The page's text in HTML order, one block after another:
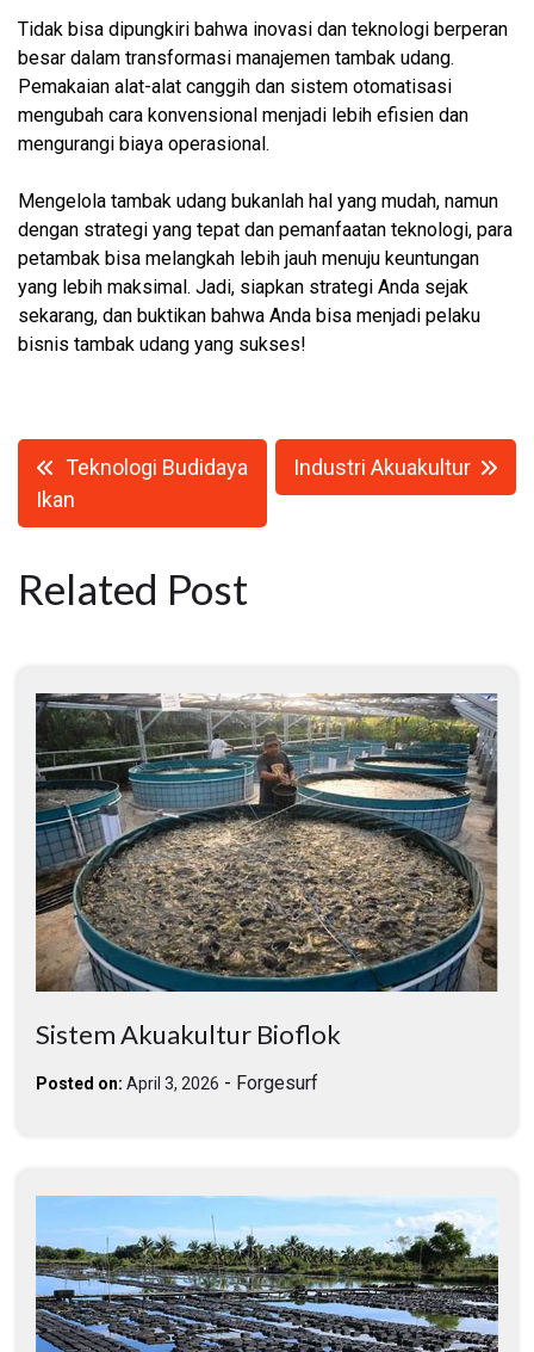
Tidak bisa dipungkiri bahwa inovasi dan teknologi berperan
besar dalam transformasi manajemen tambak udang.
Pemakaian alat-alat canggih dan sistem otomatisasi
mengubah cara konvensional menjadi lebih efisien dan
mengurangi biaya operasional.
Mengelola tambak udang bukanlah hal yang mudah, namun
dengan strategi yang tepat dan pemanfaatan teknologi, para
petambak bisa melangkah lebih jauh menuju keuntungan
yang lebih maksimal. Jadi, siapkan strategi Anda sejak
sekarang, dan buktikan bahwa Anda bisa menjadi pelaku
bisnis tambak udang yang sukses!
Navigasi
pos
Teknologi Budidaya
Ikan
Industri Akuakultur
Related Post
Sistem Akuakultur Bioflok
Posted on: April 3, 2026 - Forgesurf